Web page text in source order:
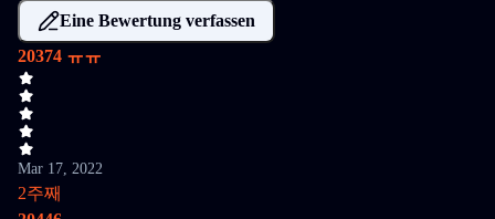
Eine Bewertung verfassen
20374 ㅠㅠ
Mar 17, 2022
2주째